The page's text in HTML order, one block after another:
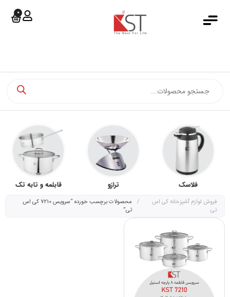
0
دسته بندی محصولات
فروشگاه آنلاین
مجله کی اس تی
اخبار کی اس تی
درباره کی اس تی
تماس با ما
فلاسک ترازو قابلمه و تابه تک
فروش لوازم آشپزخانه کی اس
تی
/
محصولات برچسب خورده “سرویس 7210 کی اس
تی”